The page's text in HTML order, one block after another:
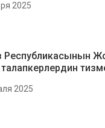
2025
Республикасынын
2025